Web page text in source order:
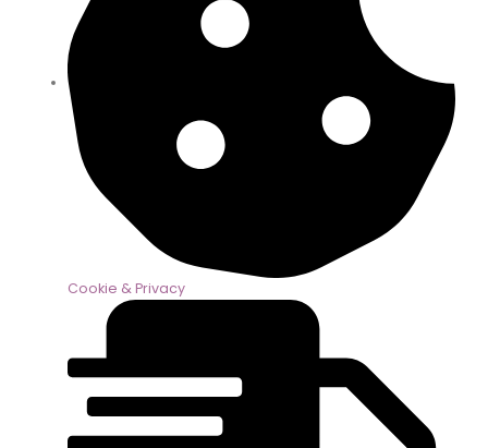
Cookie & Privacy